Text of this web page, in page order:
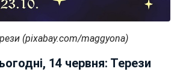
(pixabay.com/maggyona)
14 червня: Терези